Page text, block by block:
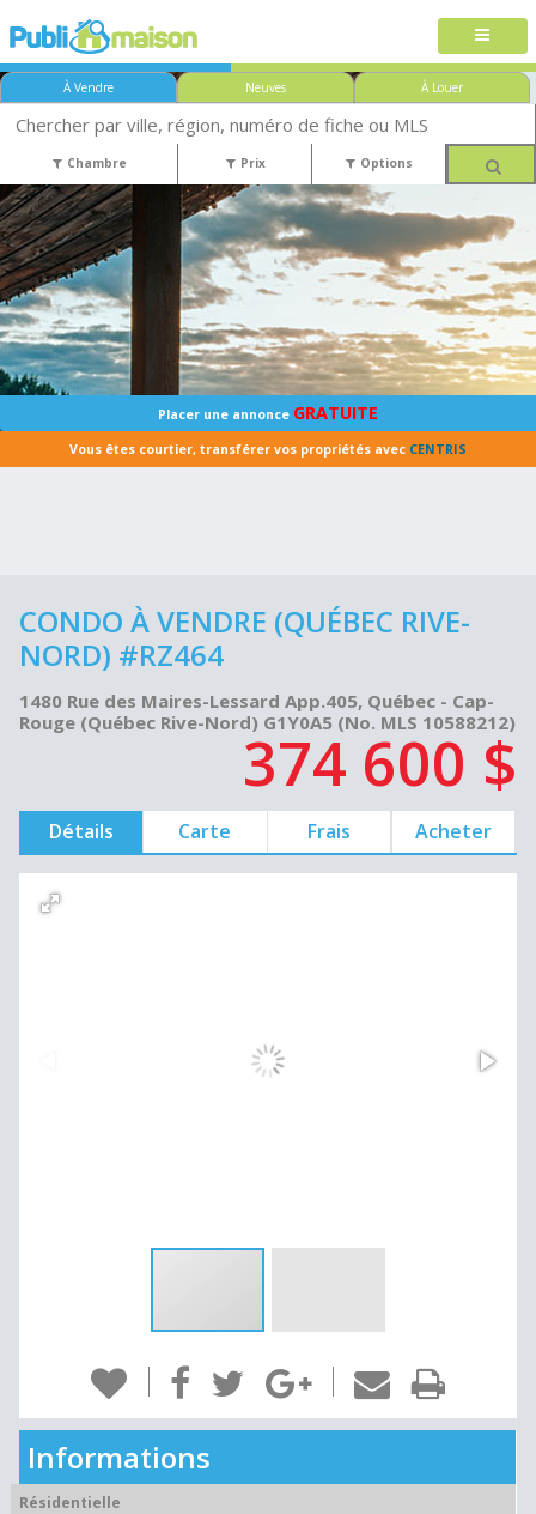
À Vendre Neuves À Louer
Chambre Prix Options
Placer une annonce GRATUITE
Vous êtes courtier, transférer vos propriétés avec CENTRIS
CONDO À VENDRE (QUÉBEC RIVE-
NORD) #RZ464
1480 Rue des Maires-Lessard App.405, Québec - Cap-
Rouge (Québec Rive-Nord) G1Y0A5 (No. MLS 10588212)
374 600 $
Détails Carte Frais Acheter
Informations
Résidentielle